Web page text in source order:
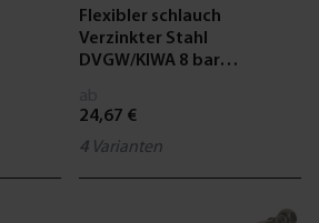
Flexibler schlauch
Verzinkter Stahl
DVGW/KIWA 8 bar
Überwurfmutter IG
Edelstahl Typ Gerade
24,67 €
4 Varianten